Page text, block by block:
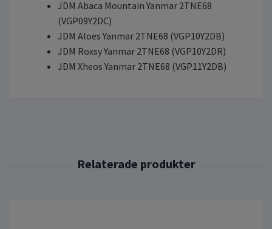
JDM Abaca Mountain Yanmar 2TNE68
(VGP09Y2DC)
JDM Aloes Yanmar 2TNE68 (VGP10Y2DB)
JDM Roxsy Yanmar 2TNE68 (VGP10Y2DR)
JDM Xheos Yanmar 2TNE68 (VGP11Y2DB)